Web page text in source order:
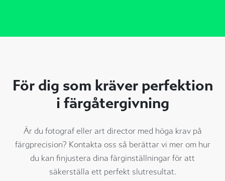
För dig som kräver perfektion
i färgåtergivning
Är du fotograf eller art director med höga krav på
färgprecision? Kontakta oss så berättar vi mer om hur
du kan finjustera dina färginställningar för att
säkerställa ett perfekt slutresultat.